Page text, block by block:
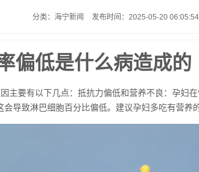
分类：海宁新闻 发布时间：2025-05-20 06:05:54
偏低是什么病造成的
主要有以下几点：抵抗力偏低和营养不良：孕妇
导致淋巴细胞百分比偏低。建议孕妇多吃有营养